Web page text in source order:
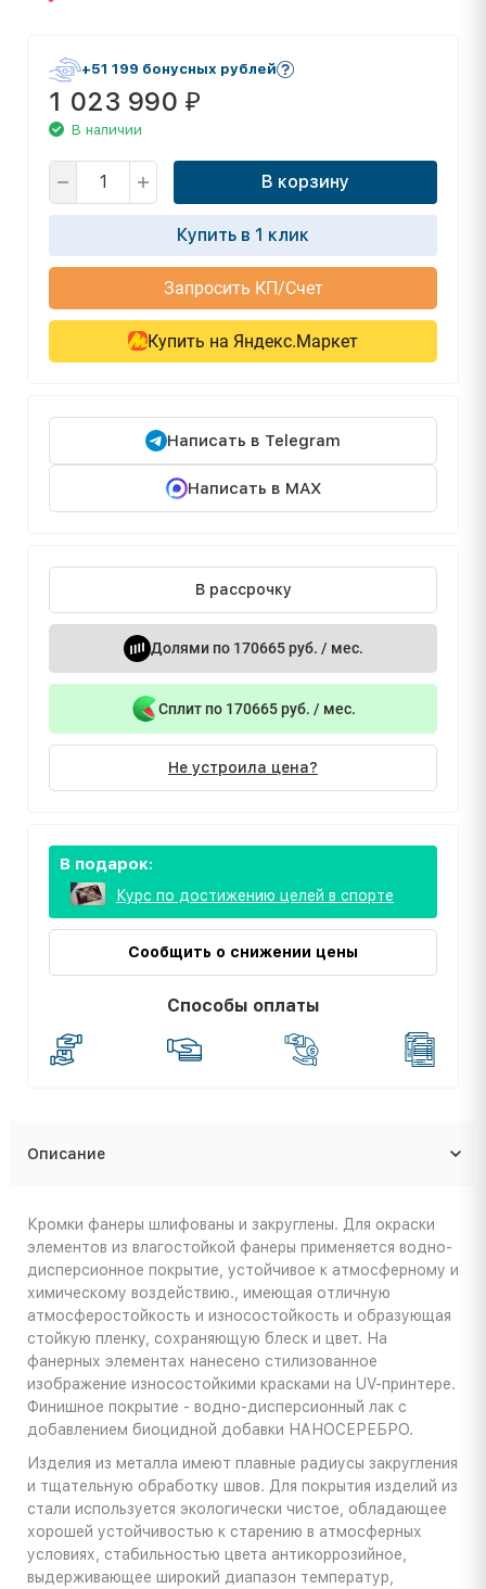
+51 199 бонусных рублей
1 023 990 ₽
В наличии
В корзину
Купить в 1 клик
Запросить КП/Счет
Купить на Яндекс.Маркет
Написать в Telegram
Написать в MAX
В рассрочку
Долями по 170665 руб. / мес.
Сплит по 170665 руб. / мес.
Не устроила цена?
В подарок:
Курс по достижению целей в спорте
Сообщить о снижении цены
Способы оплаты
Описание
Кромки фанеры шлифованы и закруглены. Для окраски
элементов из влагостойкой фанеры применяется водно-
дисперсионное покрытие, устойчивое к атмосферному и
химическому воздействию., имеющая отличную
атмосферостойкость и износостойкость и образующая
стойкую пленку, сохраняющую блеск и цвет. На
фанерных элементах нанесено стилизованное
изображение износостойкими красками на UV-принтере.
Финишное покрытие - водно-дисперсионный лак с
добавлением биоцидной добавки НАНОСЕРЕБРО.
Изделия из металла имеют плавные радиусы закругления
и тщательную обработку швов. Для покрытия изделий из
стали используется экологически чистое, обладающее
хорошей устойчивостью к старению в атмосферных
условиях, стабильностью цвета антикоррозийное,
выдерживающее широкий диапазон температур,